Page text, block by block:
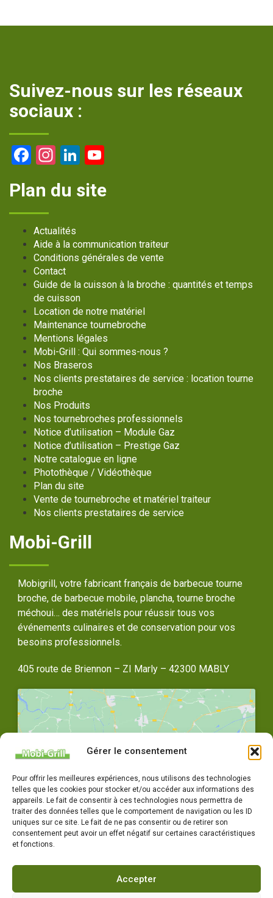
Gérer le consentement
Pour offrir les meilleures expériences, nous utilisons des technologies
telles que les cookies pour stocker et/ou accéder aux informations des
appareils. Le fait de consentir à ces technologies nous permettra de
traiter des données telles que le comportement de navigation ou les ID
uniques sur ce site. Le fait de ne pas consentir ou de retirer son
consentement peut avoir un effet négatif sur certaines caractéristiques
et fonctions.
Accepter
Suivez-nous sur les réseaux
sociaux :
Facebook
Instagram
LinkedIn
Plan du site
Actualités
Aide à la communication traiteur
Conditions générales de vente
Contact
Guide de la cuisson à la broche : quantités et temps
de cuisson
Location de notre matériel
Maintenance tournebroche
Mentions légales
Mobi-Grill : Qui sommes-nous ?
Nos Braseros
Nos clients prestataires de service : location tourne
broche
Nos Produits
Nos tournebroches professionnels
Notice d’utilisation – Module Gaz
Notice d’utilisation – Prestige Gaz
Notre catalogue en ligne
Photothèque / Vidéothèque
Plan du site
Vente de tournebroche et matériel traiteur
Nos clients prestataires de service
Mobi-Grill
Mobigrill, votre fabricant français de barbecue tourne
broche, de barbecue mobile, plancha, tourne broche
méchoui… des matériels pour réussir tous vos
événements culinaires et de conservation pour vos
besoins professionnels.
405 route de Briennon – ZI Marly – 42300 MABLY
marketing et activer ce contenu